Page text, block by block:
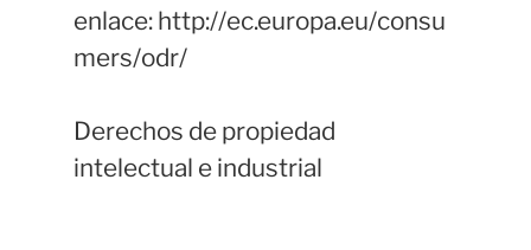
enlace: http://ec.europa.eu/consu
mers/odr/
Derechos de propiedad
intelectual e industrial